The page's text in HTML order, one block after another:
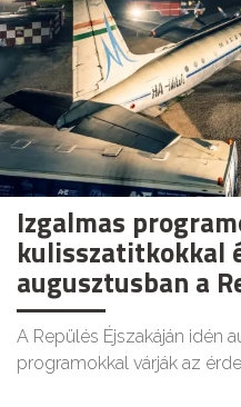
Izgalmas
kulisszatitkokkal
augusztusban a
A Repülés Éjszakáján idén
programokkal várják az